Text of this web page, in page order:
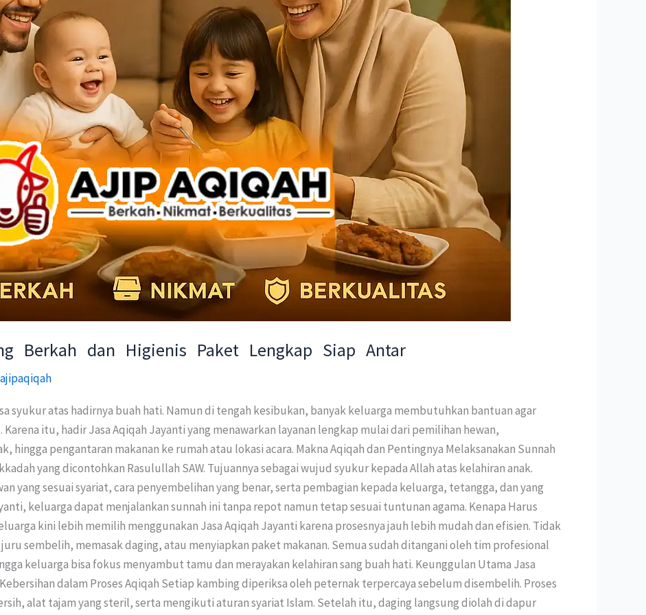
Berkah dan Higienis Paket Lengkap Siap Antar
ajipaqiqah
syukur atas hadirnya buah hati. Namun di tengah kesibukan, banyak keluarga membutuhkan bantuan agar
Karena itu, hadir Jasa Aqiqah Jayanti yang menawarkan layanan lengkap mulai dari pemilihan hewan,
hingga pengantaran makanan ke rumah atau lokasi acara. Makna Aqiqah dan Pentingnya Melaksanakan Sunnah
yang dicontohkan Rasulullah SAW. Tujuannya sebagai wujud syukur kepada Allah atas kelahiran anak.
yang sesuai syariat, cara penyembelihan yang benar, serta pembagian kepada keluarga, tetangga, dan yang
keluarga dapat menjalankan sunnah ini tanpa repot namun tetap sesuai tuntunan agama. Kenapa Harus
kini lebih memilih menggunakan Jasa Aqiqah Jayanti karena prosesnya jauh lebih mudah dan efisien. Tidak
sembelih, memasak daging, atau menyiapkan paket makanan. Semua sudah ditangani oleh tim profesional
keluarga bisa fokus menyambut tamu dan merayakan kelahiran sang buah hati. Keunggulan Utama Jasa
dalam Proses Aqiqah Setiap kambing diperiksa oleh peternak terpercaya sebelum disembelih. Proses
alat tajam yang steril, serta mengikuti aturan syariat Islam. Setelah itu, daging langsung diolah di dapur